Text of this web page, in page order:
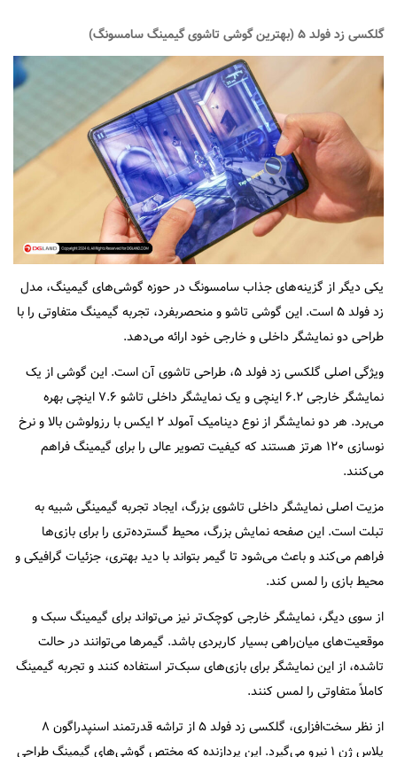
گلکسی زد فولد ۵ (بهترین گوشی تاشوی گیمینگ سامسونگ)
یکی دیگر از گزینه‌های جذاب سامسونگ در حوزه گوشی‌های گیمینگ، مدل
زد فولد ۵ است. این گوشی تاشو و منحصربفرد، تجربه گیمینگ متفاوتی را با
طراحی دو نمایشگر داخلی و خارجی خود ارائه می‌دهد.
ویژگی اصلی گلکسی زد فولد ۵، طراحی تاشوی آن است. این گوشی از یک
نمایشگر خارجی ۶.۲ اینچی و یک نمایشگر داخلی تاشو ۷.۶ اینچی بهره
می‌برد. هر دو نمایشگر از نوع دینامیک آمولد ۲ ایکس با رزولوشن بالا و نرخ
نوسازی ۱۲۰ هرتز هستند که کیفیت تصویر عالی را برای گیمینگ فراهم
می‌کنند.
مزیت اصلی نمایشگر داخلی تاشوی بزرگ، ایجاد تجربه گیمینگی شبیه به
تبلت است. این صفحه نمایش بزرگ، محیط گسترده‌تری را برای بازی‌ها
فراهم می‌کند و باعث می‌شود تا گیمر بتواند با دید بهتری، جزئیات گرافیکی و
محیط بازی را لمس کند.
از سوی دیگر، نمایشگر خارجی کوچک‌تر نیز می‌تواند برای گیمینگ سبک و
موقعیت‌های میان‌راهی بسیار کاربردی باشد. گیمرها می‌توانند در حالت
تاشده، از این نمایشگر برای بازی‌های سبک‌تر استفاده کنند و تجربه گیمینگ
کاملاً متفاوتی را لمس کنند.
از نظر سخت‌افزاری، گلکسی زد فولد ۵ از تراشه قدرتمند اسنپدراگون ۸
پلاس ژن ۱ نیرو می‌گیرد. این پردازنده که مختص گوشی‌های گیمینگ طراحی